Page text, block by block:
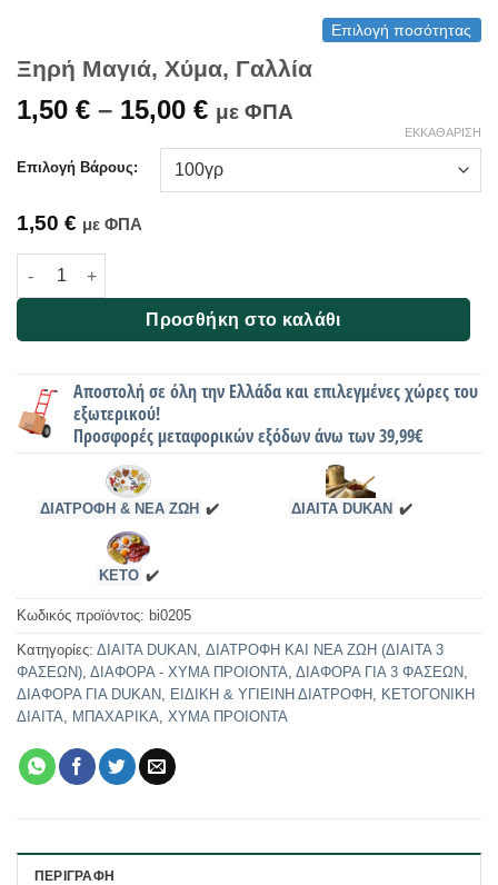
Επιλογή ποσότητας
Ξηρή Μαγιά, Χύμα, Γαλλία
1,50 € – 15,00 €Price
1,50 €
through
με ΦΠΑ
Επιλογή Βάρους:
ΕΚΚΑΘΆΡΙΣΗ
1,50 € με ΦΠΑ
Ξηρή Μαγιά, Χύμα, Γαλλία ποσότητα
Προσθήκη στο καλάθι
Αποστολή σε όλη την Ελλάδα και επιλεγμένες χώρες του
εξωτερικού!
Προσφορές μεταφορικών εξόδων άνω των 39,99€
ΔΙΑΤΡΟΦΗ & ΝΕΑ ΖΩΗ ✔️ ΔΙΑΙΤΑ DUKAN ✔️
KETO ✔️
Κωδικός προϊόντος: bi0205
Κατηγορίες: ΔΙΑΙΤΑ DUKAN, ΔΙΑΤΡΟΦΗ ΚΑΙ ΝΕΑ ΖΩΗ (ΔΙΑΙΤΑ 3
ΦΑΣΕΩΝ), ΔΙΑΦΟΡΑ - ΧΥΜΑ ΠΡΟΙΟΝΤΑ, ΔΙΑΦΟΡΑ ΓΙΑ 3 ΦΑΣΕΩΝ,
ΔΙΑΦΟΡΑ ΓΙΑ DUKAN, ΕΙΔΙΚΗ & ΥΓΙΕΙΝΗ ΔΙΑΤΡΟΦΗ , ΚΕΤΟΓΟΝΙΚΗ
ΔΙΑΙΤΑ, ΜΠΑΧΑΡΙΚΑ, ΧΥΜΑ ΠΡΟΙΟΝΤΑ
ΠΕΡΙΓΡΑΦΉ